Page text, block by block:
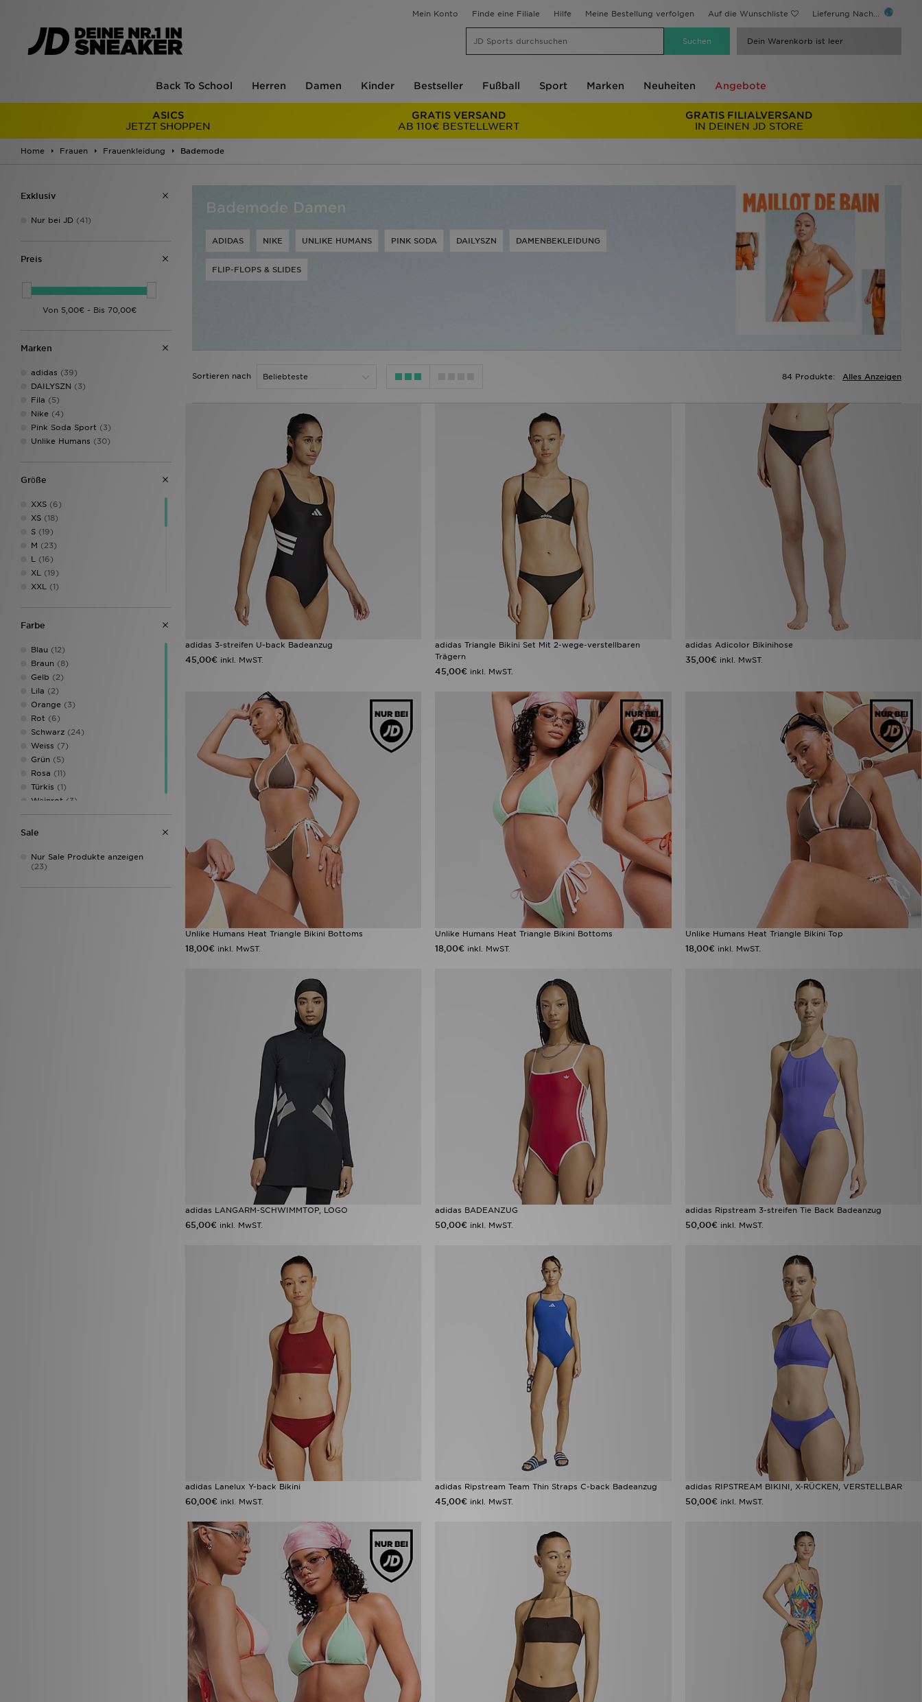
Mein Konto Finde eine Filiale Hilfe Meine Bestellung verfolgen Auf die Wunschliste Lieferung Nach...
Dein Warenkorb ist leer
Back To School Herren Damen Kinder Bestseller Fußball Sport Marken Neuheiten Angebote
ASICS
JETZT SHOPPEN
GRATIS VERSAND
AB 110€ BESTELLWERT
GRATIS FILIALVERSAND
IN DEINEN JD STORE
Home Frauen Frauenkleidung Bademode
Exklusiv
Nur bei JD (41)
Preis
Marken
adidas (39)
DAILYSZN (3)
Fila (5)
Nike (4)
Pink Soda Sport (3)
Unlike Humans (30)
Grӧße
XXS (6)
XS (18)
S (19)
M (23)
L
(16)
XL
(19)
XXL
(1)
28(2)
32(30)
34(28)
36(32)
38(33)
40(34)
42(32)
44 (37)
46(27)
48 (23)
50(1)
52(1)
Farbe
Blau (12)
Braun (8)
Gelb (2)
Lila (2)
Orange (3)
Rot (6)
Schwarz (24)
Weiss (7)
Grün (5)
Rosa (11)
Türkis (1)
Weinrot (3)
Sale
Nur Sale Produkte anzeigen
(23)
Bademode Damen
ADIDAS NIKE UNLIKE HUMANS PINK SODA DAILYSZN DAMENBEKLEIDUNG
FLIP-FLOPS & SLIDES
Sortieren nach Alles Anzeigen
84 Produkte:
adidas 3-streifen U-back Badeanzug
45,00€ inkl. MwST.
adidas Triangle Bikini Set Mit 2-wege-verstellbaren
Trägern
45,00€ inkl. MwST.
adidas Adicolor Bikinihose
35,00€ inkl. MwST.
Unlike Humans Heat Triangle Bikini Bottoms
18,00€ inkl. MwST.
Unlike Humans Heat Triangle Bikini Bottoms
18,00€ inkl. MwST.
Unlike Humans Heat Triangle Bikini Top
18,00€ inkl. MwST.
adidas LANGARM-SCHWIMMTOP, LOGO
65,00€ inkl. MwST.
adidas BADEANZUG
50,00€ inkl. MwST.
adidas Ripstream 3-streifen Tie Back Badeanzug
50,00€ inkl. MwST.
adidas Lanelux Y-back Bikini
60,00€ inkl. MwST.
adidas Ripstream Team Thin Straps C-back Badeanzug
45,00€ inkl. MwST.
adidas RIPSTREAM BIKINI, X-RÜCKEN, VERSTELLBAR
50,00€ inkl. MwST.